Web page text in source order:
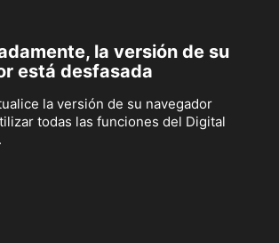
la versión de su
está desfasada
la versión de su navegador
todas las funciones del Digital